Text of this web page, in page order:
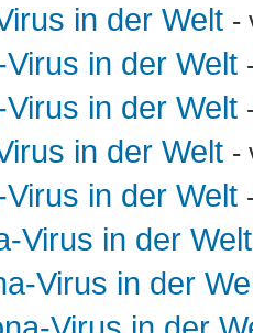
in der Welt -
in der Welt
in der Welt
in der Welt -
in der Welt
Virus in der Welt
Virus in der